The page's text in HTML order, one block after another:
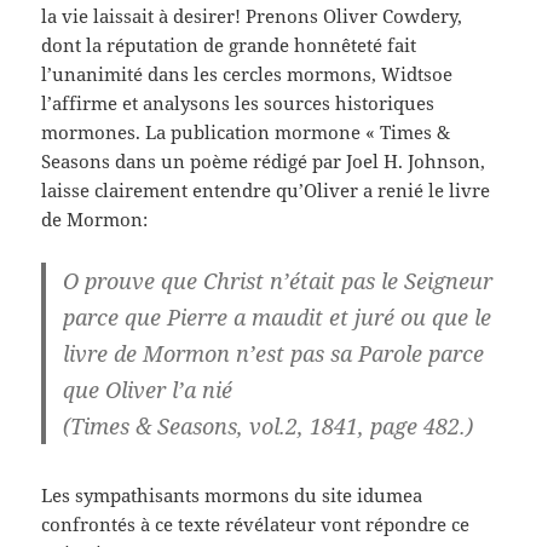
la vie laissait à desirer! Prenons Oliver Cowdery,
dont la réputation de grande honnêteté fait
l’unanimité dans les cercles mormons, Widtsoe
l’affirme et analysons les sources historiques
mormones. La publication mormone « Times &
Seasons dans un poème rédigé par Joel H. Johnson,
laisse clairement entendre qu’Oliver a renié le livre
de Mormon:
O prouve que Christ n’était pas le Seigneur
parce que Pierre a maudit et juré ou que le
livre de Mormon n’est pas sa Parole parce
que Oliver l’a nié
(Times & Seasons, vol.2, 1841, page 482.)
Les sympathisants mormons du site idumea
confrontés à ce texte révélateur vont répondre ce